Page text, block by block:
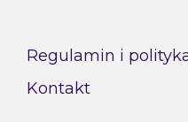
Regulamin i
Kontakt